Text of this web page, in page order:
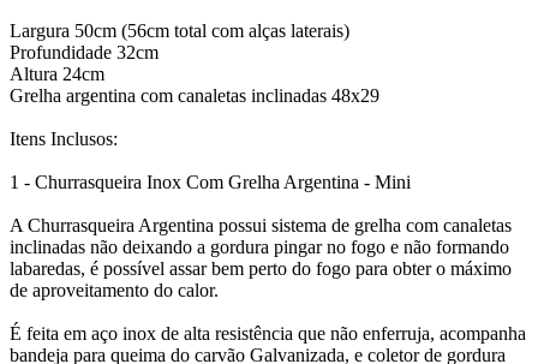
Largura 50cm (56cm total com alças laterais)
Profundidade 32cm
Altura 24cm
Grelha argentina com canaletas inclinadas 48x29
Itens Inclusos:
1 - Churrasqueira Inox Com Grelha Argentina - Mini
A Churrasqueira Argentina possui sistema de grelha com canaletas
inclinadas não deixando a gordura pingar no fogo e não formando
labaredas, é possível assar bem perto do fogo para obter o máximo
de aproveitamento do calor.
É feita em aço inox de alta resistência que não enferruja, acompanha
bandeja para queima do carvão Galvanizada, e coletor de gordura